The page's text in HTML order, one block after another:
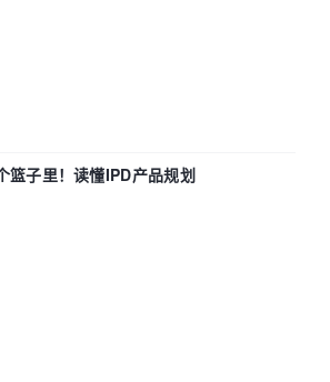
篮子里！读懂IPD产品规划